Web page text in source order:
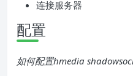
连接服务器
配置
如何配置hmedia